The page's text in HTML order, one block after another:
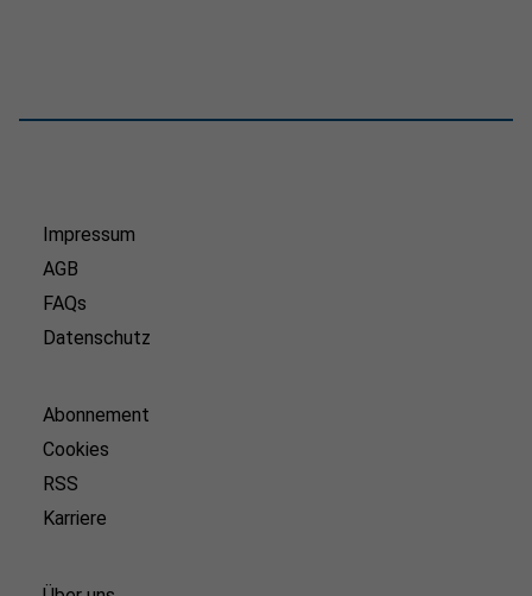
Impressum
AGB
FAQs
Datenschutz
Abonnement
Cookies
RSS
Karriere